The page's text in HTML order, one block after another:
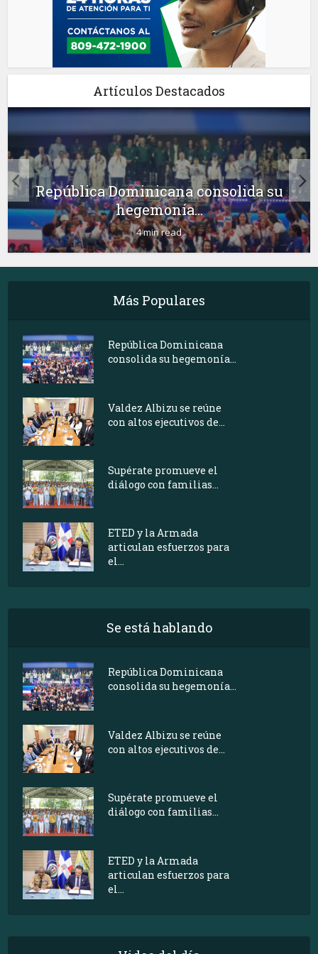
Artículos Destacados
República Dominicana consolida su
hegemonía...
4 min read
Más Populares
República Dominicana
consolida su hegemonía...
Valdez Albizu se reúne
con altos ejecutivos de...
Supérate promueve el
diálogo con familias...
ETED y la Armada
articulan esfuerzos para
el...
Se está hablando
República Dominicana
consolida su hegemonía...
Valdez Albizu se reúne
con altos ejecutivos de...
Supérate promueve el
diálogo con familias...
ETED y la Armada
articulan esfuerzos para
el...